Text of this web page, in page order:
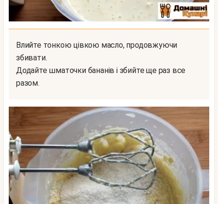
Влийте тонкою цівкою масло, продовжуючи
збивати.
Додайте шматочки бананів і збийте ще раз все
разом.